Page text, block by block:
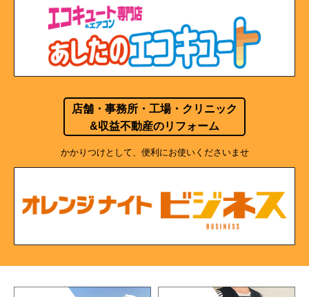
店舗・事務所・工場・クリニック
&収益不動産のリフォーム
かかりつけとして、便利にお使いくださいませ